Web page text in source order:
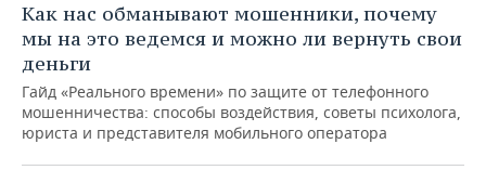
Как нас обманывают мошенники, почему
мы на это ведемся и можно ли вернуть свои
деньги
Гайд «Реального времени» по защите от телефонного
мошенничества: способы воздействия, советы психолога,
юриста и представителя мобильного оператора